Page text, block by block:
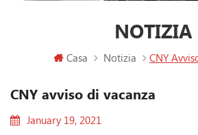
NOTIZIA
Casa Notizia CNY
CNY avviso di vacanza
January 19, 2021